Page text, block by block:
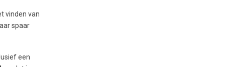
vinden van
spaar
een